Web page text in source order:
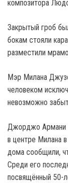
композитора
Закрытый гроб
бокам стояли
разместили
Мэр Милана
человеком
невозможно
Джорджо Армани
в центре Милана
дома сообщили,
Среди его
посвящённый 50-